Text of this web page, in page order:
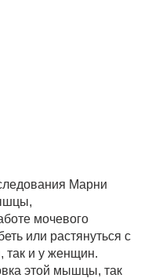
Марни
мочевого
или растянуться с
так и у женщин.
этой мышцы, так